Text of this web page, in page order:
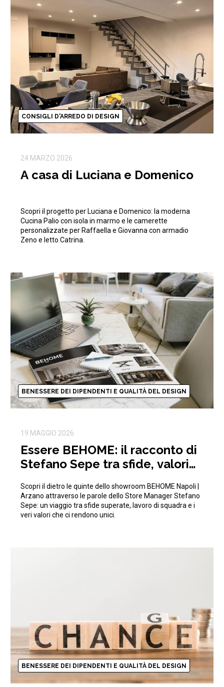
CONSIGLI D'ARREDO DI DESIGN
24 MARZO 2026
A casa di Luciana e Domenico
Scopri il progetto per Luciana e Domenico: la moderna
Cucina Palio con isola in marmo e le camerette
personalizzate per Raffaella e Giovanna con armadio
Zeno e letto Catrina.
BENESSERE DEI DIPENDENTI E QUALITÀ DEL DESIGN
19 MAGGIO 2026
Essere BEHOME: il racconto di
Stefano Sepe tra sfide, valori
Scopri il dietro le quinte dello showroom BEHOME Napoli |
Arzano attraverso le parole dello Store Manager Stefano
Sepe: un viaggio tra sfide superate, lavoro di squadra e i
veri valori che ci rendono unici.
BENESSERE DEI DIPENDENTI E QUALITÀ DEL DESIGN